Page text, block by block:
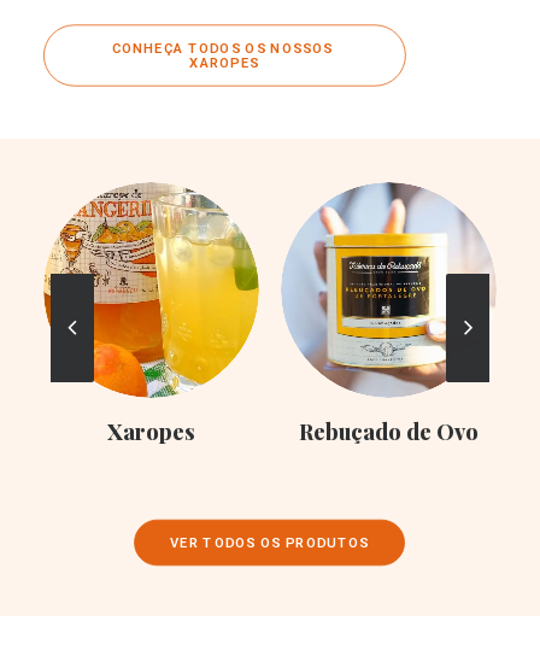
CONHEÇA TODOS OS NOSSOS
XAROPES
Xaropes Rebuçado de Ovo
VER TODOS OS PRODUTOS